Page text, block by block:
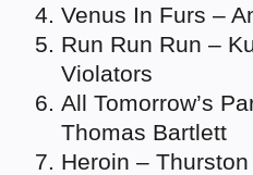
Venus In Furs –
Run Run Run –
Violators
All Tomorrow’s
Thomas Bartlett
Heroin –